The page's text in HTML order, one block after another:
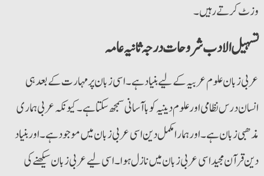
وزٹ کرتے رہیں۔
تسہیل الادب شروحات درجہ ثانیہ عامہ
عربی زبان علوم عربیہ کے لیے بنیاد ہے۔ اسی زبان پر مہارت کے بعد ہی
انسان درس نظامی اور علوم دینیہ کو با آسانی سمجھ سکتا ہے۔ کیونکہ عربی ہماری
مذھبی زبان ہے۔اور ہمارا مکمل دین اسی عربی زبان میں موجود ہے۔ اور بنیاد
دین قرآن مجید اسی عربی زبان میں نازل ہوا۔ اسی لیے عربی زبان سیکھنے کی